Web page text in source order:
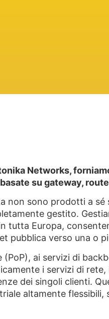
Networks,
su gateway,
non sono prodotti a
gestito.
tutta Europa,
pubblica verso una o
ai servizi di
i servizi di
dei singoli clienti.
altamente flessibili,